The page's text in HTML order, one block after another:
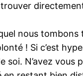
nous tombons
! Si c’est
N’avez